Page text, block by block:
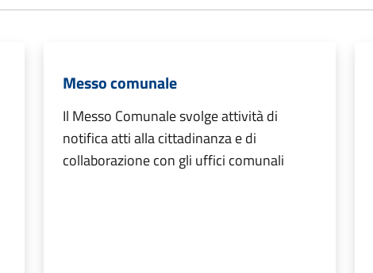
Messo comunale
Il Messo Comunale svolge attività di
notifica atti alla cittadinanza e di
collaborazione con gli uffici comunali